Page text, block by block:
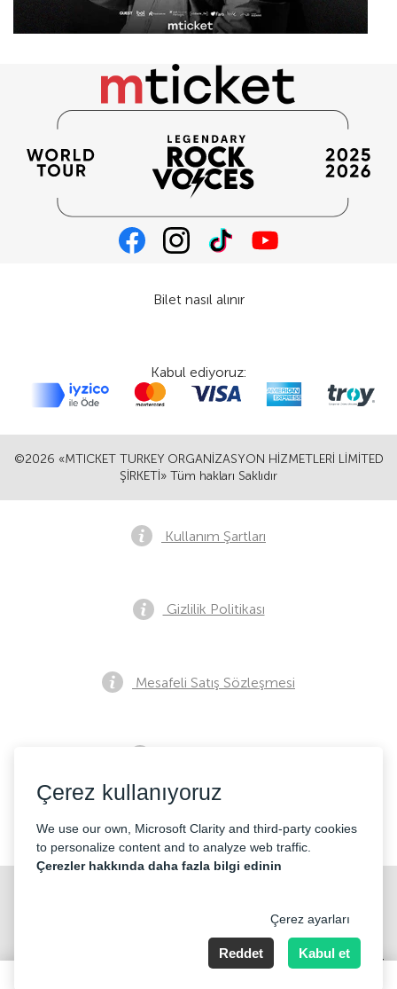
©2026 «MTICKET TURKEY ORGANİZASYON HİZMETLERİ LİMİTED
ŞİRKETİ» Tüm hakları Saklıdır
Bilet nasıl alınır
Kabul ediyoruz:
Kullanım Şartları
Gizlilik Politikası
Mesafeli Satış Sözleşmesi
İletişim
Merkez Mahallesi Abide-i Hürriyet cd Sibel ap No 161 Kat 2 Daire 3
Çerez kullanıyoruz
We use our own, Microsoft Clarity and third-party cookies
to personalize content and to analyze web traffic.
Çerezler hakkında daha fazla bilgi edinin
Çerez ayarları
Reddet Kabul et